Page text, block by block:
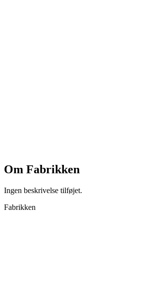
Om Fabrikken
Ingen beskrivelse tilføjet.
Fabrikken